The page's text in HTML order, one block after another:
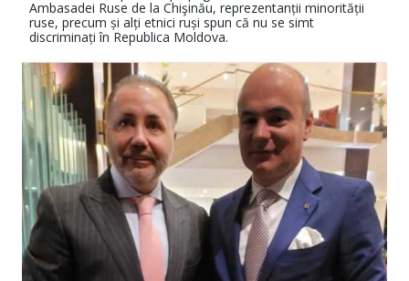
Ambasadei Ruse de la Chişinău, reprezentanții minorității
ruse, precum și alți etnici ruși spun că nu se simt
discriminați în Republica Moldova.